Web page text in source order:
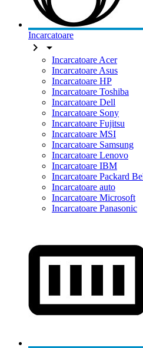
Incarcatoare
 
Incarcatoare Acer
Incarcatoare Asus
Incarcatoare HP
Incarcatoare Toshiba
Incarcatoare Dell
Incarcatoare Sony
Incarcatoare Fujitsu
Incarcatoare MSI
Incarcatoare Samsung
Incarcatoare Lenovo
Incarcatoare IBM
Incarcatoare Packard
Incarcatoare auto
Incarcatoare Microsoft
Incarcatoare Panasonic